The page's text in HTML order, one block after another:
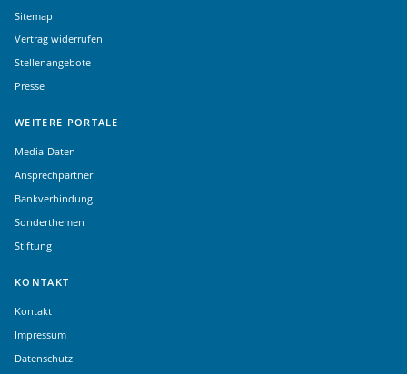
Sitemap
Vertrag widerrufen
Stellenangebote
Presse
WEITERE PORTALE
Media-Daten
Ansprechpartner
Bankverbindung
Sonderthemen
Stiftung
KONTAKT
Kontakt
Impressum
Datenschutz